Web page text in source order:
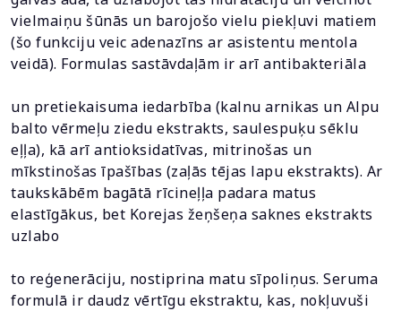
vielmaiņu šūnās un barojošo vielu piekļuvi matiem
(šo funkciju veic adenazīns ar asistentu mentola
veidā). Formulas sastāvdaļām ir arī antibakteriāla
un pretiekaisuma iedarbība (kalnu arnikas un Alpu
balto vērmeļu ziedu ekstrakts, saulespuķu sēklu
eļļa), kā arī antioksidatīvas, mitrinošas un
mīkstinošas īpašības (zaļās tējas lapu ekstrakts). Ar
taukskābēm bagātā rīcineļļa padara matus
elastīgākus, bet Korejas žeņšeņa saknes ekstrakts
uzlabo
to reģenerāciju, nostiprina matu sīpoliņus. Seruma
formulā ir daudz vērtīgu ekstraktu, kas, nokļuvuši